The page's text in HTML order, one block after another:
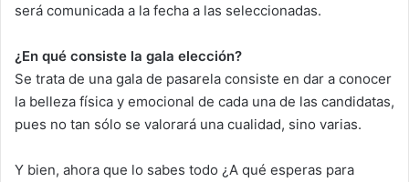
será comunicada a la fecha a las seleccionadas.
¿En qué consiste la gala elección?
Se trata de una gala de pasarela consiste en dar a conocer
la belleza física y emocional de cada una de las candidatas,
pues no tan sólo se valorará una cualidad, sino varias.
Y bien, ahora que lo sabes todo ¿A qué esperas para